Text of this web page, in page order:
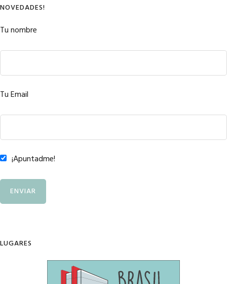
NOVEDADES!
Tu nombre
Tu Email
¡Apuntadme!
LUGARES